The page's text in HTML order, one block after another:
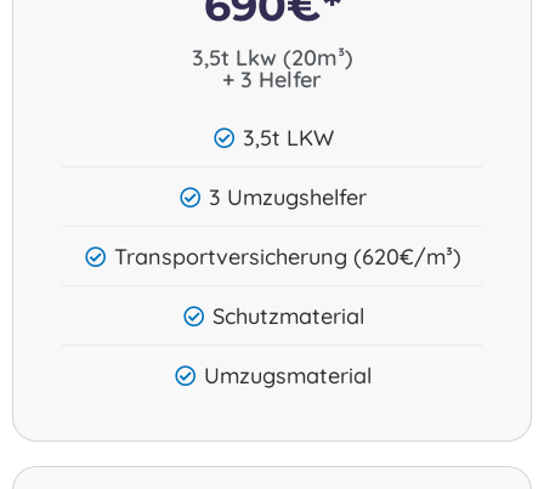
3,5t Lkw (20m³)
+ 3 Helfer
3,5t LKW
3 Umzugshelfer
Transportversicherung (620€/m³)
Schutzmaterial
Umzugsmaterial